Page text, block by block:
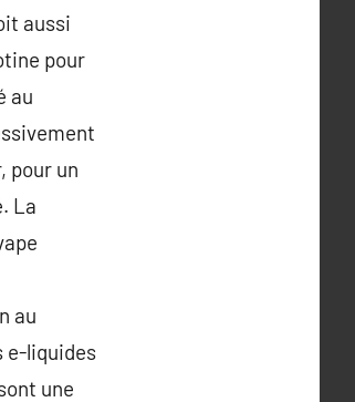
aussi
pour
au
pour un
La
au
e-liquides
une